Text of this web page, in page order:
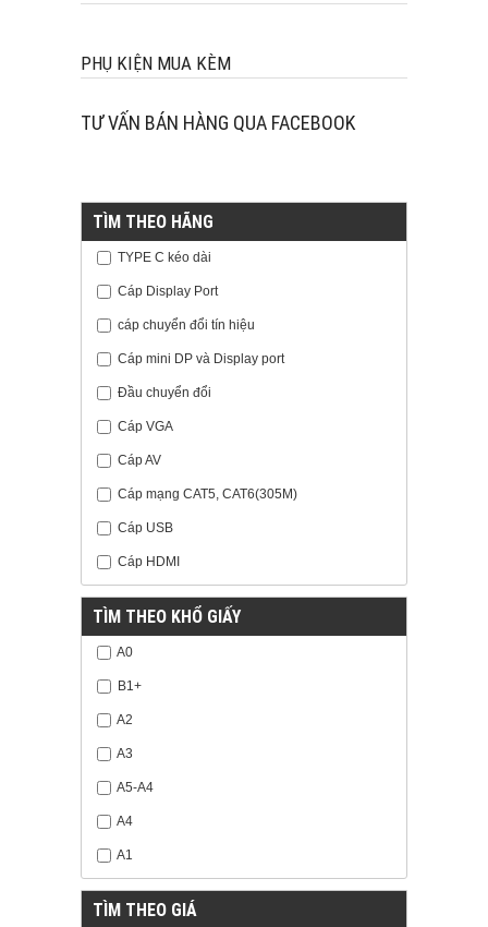
PHỤ KIỆN MUA KÈM
TƯ VẤN BÁN HÀNG QUA FACEBOOK
TÌM THEO HÃNG
TYPE C kéo dài
Cáp Display Port
cáp chuyển đổi tín hiệu
Cáp mini DP và Display port
Đầu chuyển đổi
Cáp VGA
Cáp AV
Cáp mạng CAT5, CAT6(305M)
Cáp USB
Cáp HDMI
TÌM THEO KHỔ GIẤY
A0
B1+
A2
A3
A5-A4
A4
A1
TÌM THEO GIÁ